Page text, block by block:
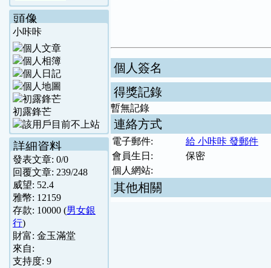
頭像
小咔咔
初露鋒芒
詳細資料
發表文章: 0/0
回覆文章: 239/248
威望: 52.4
雅幣: 12159
存款: 10000 (男女銀
行)
財富: 金玉滿堂
來自:
支持度: 9
個人簽名
得獎記錄
暫無記錄
連絡方式
電子郵件:
給 小咔咔 發郵件
會員生日:
保密
個人網站:
其他相關